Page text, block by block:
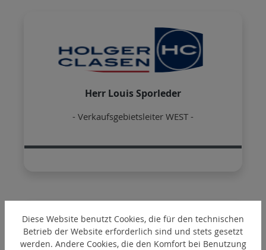
Herr Louis Sporleder
- Verkaufsgebietsleiter WEST -
Diese Website benutzt Cookies, die für den technischen
Betrieb der Website erforderlich sind und stets gesetzt
werden. Andere Cookies, die den Komfort bei Benutzung